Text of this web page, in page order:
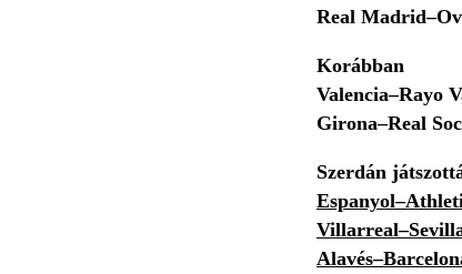
Real
Korábban
Valencia–Rayo
Girona–Real
Szerdán